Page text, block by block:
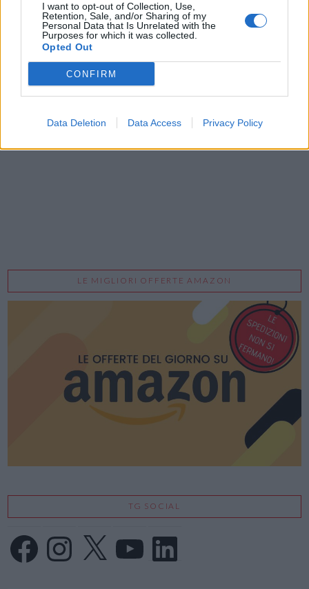
I want to opt-out of Collection, Use,
Retention, Sale, and/or Sharing of my
Personal Data that Is Unrelated with the
Purposes for which it was collected.
Opted Out
CONFIRM
Data Deletion Data Access Privacy Policy
Acconsento al trattamento dei dati personali (
LE MIGLIORI OFFERTE AMAZON
TG SOCIAL
FacebookInstagram
X LinkedIn